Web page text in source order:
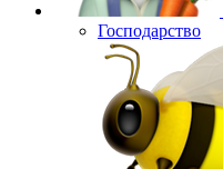
Господарство